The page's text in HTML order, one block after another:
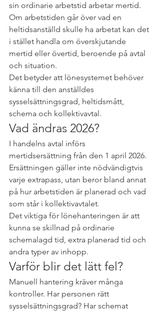
sin ordinarie arbetstid arbetar mertid.
Om arbetstiden går över vad en
heltidsanställd skulle ha arbetat kan det
i stället handla om överskjutande
mertid eller övertid, beroende på avtal
och situation.
Det betyder att lönesystemet behöver
känna till den anställdes
sysselsättningsgrad, heltidsmått,
schema och kollektivavtal.
Vad ändras 2026?
I handelns avtal införs
mertidsersättning från den 1 april 2026.
Ersättningen gäller inte nödvändigtvis
varje extrapass, utan beror bland annat
på hur arbetstiden är planerad och vad
som står i kollektivavtalet.
Det viktiga för lönehanteringen är att
kunna se skillnad på ordinarie
schemalagd tid, extra planerad tid och
andra typer av inhopp.
Varför blir det lätt fel?
Manuell hantering kräver många
kontroller. Har personen rätt
sysselsättningsgrad? Har schemat